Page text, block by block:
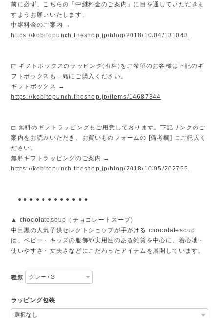
前に必ず、こちらの「中継料金のご案内」に目を通していただきま
すようお願いいたします。
中継料金のご案内 →
https://kobitopunch.theshop.jp/blog/2018/10/04/131043
◻︎ ギフトボックスのラッピング(有料)をご希望のお客様は下記のギ
フトボックスも一緒にご購入ください。
ギフトボックス →
https://kobitopunch.theshop.jp/items/14687344
◻︎ 無料のギフトラッピングもご用意しております。下記リンクのご
案内をお読みいただき、お買いものフォームの [備考欄] にご記入く
ださい。
無料ギフトラッピングのご案内 →
https://kobitopunch.theshop.jp/blog/2018/10/05/202755
● ● ● ● ● ● ● ● ● ● ● ●
▲ chocolatesoup（チョコレートスープ）
中目黒の人気子供セレクトショップが手がける chocolatesoup
は、ベビー・キッズの服飾や実用性のある雑貨を中心に、着心地・
使いやすさ・丈夫さなどにこだわったアイテムを展開しています。
種類
ラッピング包装